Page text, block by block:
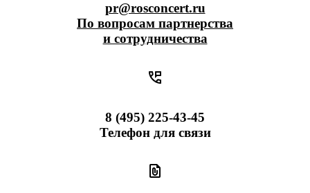
pr@rosconcert.ru
По вопросам партнерства
и сотрудничества
8 (495) 225-43-45
Телефон для связи